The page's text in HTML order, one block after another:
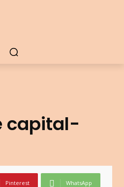
capital-
Pinterest WhatsApp